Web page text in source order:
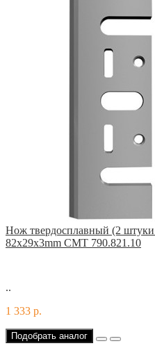
Нож твердосплавный (2 штуки
82x29x3mm CMT 790.821.10
..
1 333 р.
Подобрать аналог